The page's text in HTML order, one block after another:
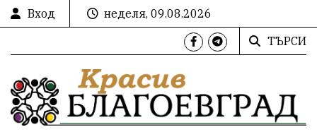
Вход
неделя, 09.08.2026
ТЪРСИ